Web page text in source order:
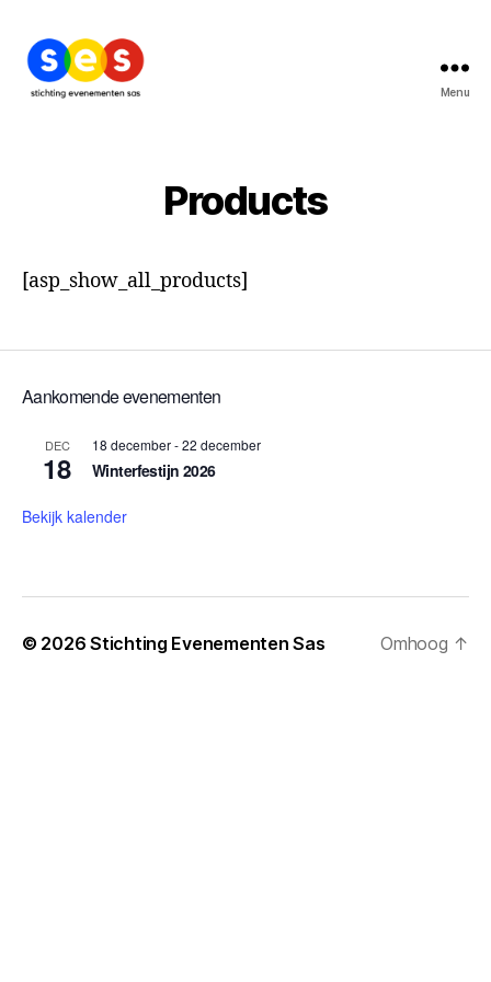
Menu
Products
[asp_show_all_products]
Aankomende evenementen
DEC
18
18 december-22 december
Winterfestijn 2026
Bekijk kalender
© 2026Stichting Evenementen Sas Omhoog ↑